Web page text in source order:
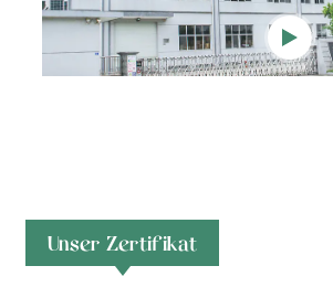
Unser Zertifikat